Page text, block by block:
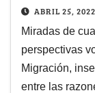
ABRIL 25, 2022
Miradas de
perspectivas
Migración,
entre las